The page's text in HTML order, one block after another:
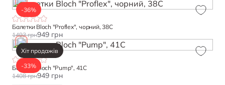
-36%
Балетки Bloch "Proflex", чорний, 38С
1493 грн949 грн
Хіт продажів
-33%
Балетки Bloch "Pump", 41С
1408 грн949 грн